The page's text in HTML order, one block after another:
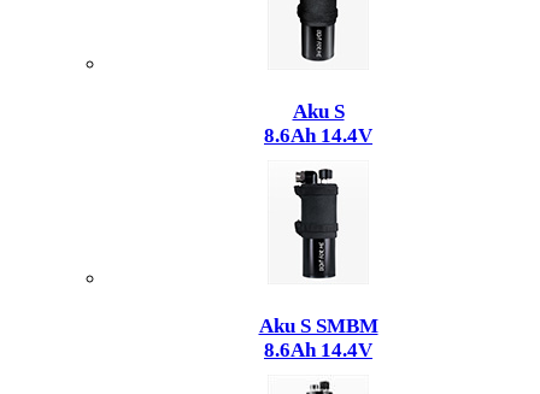
Aku S
8.6Ah 14.4V
Aku S SMBM
8.6Ah 14.4V